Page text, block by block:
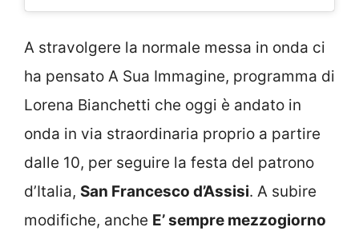
A stravolgere la normale messa in onda ci
ha pensato A Sua Immagine, programma di
Lorena Bianchetti che oggi è andato in
onda in via straordinaria proprio a partire
dalle 10, per seguire la festa del patrono
d’Italia, San Francesco d’Assisi. A subire
modifiche, anche E’ sempre mezzogiorno